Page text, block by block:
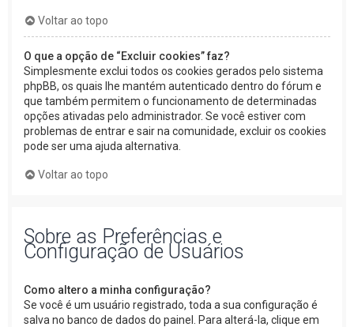
Voltar ao topo
O que a opção de “Excluir cookies” faz?
Simplesmente exclui todos os cookies gerados pelo sistema
phpBB, os quais lhe mantém autenticado dentro do fórum e
que também permitem o funcionamento de determinadas
opções ativadas pelo administrador. Se você estiver com
problemas de entrar e sair na comunidade, excluir os cookies
pode ser uma ajuda alternativa.
Voltar ao topo
Sobre as Preferências e
Configuração de Usuários
Como altero a minha configuração?
Se você é um usuário registrado, toda a sua configuração é
salva no banco de dados do painel. Para alterá-la, clique em